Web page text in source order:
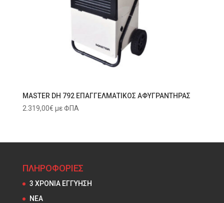
MASTER DH 792 ΕΠΑΓΓΕΛΜΑΤΙΚΟΣ ΑΦΥΓΡΑΝΤΗΡΑΣ
2.319,00€ με ΦΠΑ
ΠΛΗΡΟΦΟΡΙΕΣ
3 ΧΡΟΝΙΑ ΕΓΓΥΗΣΗ
NEA